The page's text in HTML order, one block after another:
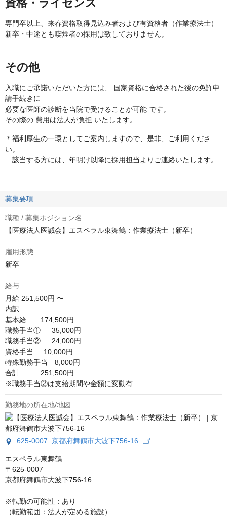
資格・ライセンス
専門卒以上、来春資格取得見込み者および有資格者（作業療法士）
新卒・中途とも喫煙者の採用は致しておりません。
その他
入職にご承諾いただいた方には、 国家資格に合格された後の免許申
請手続きに
必要な医師の診断を当院で受けることが可能 です。
その際の 費用は法人が負担 いたします。
＊福利厚生の一環としてご案内しますので、是非、ご利用くださ
い。
該当する方には、年明け以降に採用担当よりご連絡いたします。
募集要項
職種 / 募集ポジション名
【医療法人医誠会】エスペラル東舞鶴：作業療法士（新卒）
雇用形態
新卒
給与
月給 251,500円 〜
内訳
基本給　　174,500円
職務手当①　  35,000円
職務手当②　  24,000円
資格手当     10,000円
特殊勤務手当　8,000円
合計　　　251,500円
※職務手当②は支給期間や金額に変動有
勤務地の所在地/地図
625-0007 京都府舞鶴市大波下756-16
エスペラル東舞鶴
〒625-0007
京都府舞鶴市大波下756-16
※転勤の可能性：あり
（転勤範囲：法人が定める施設）